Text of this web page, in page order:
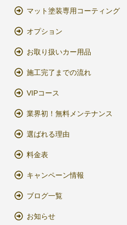
マット塗装専用コーティング
オプション
お取り扱いカー用品
施工完了までの流れ
VIPコース
業界初！無料メンテナンス
選ばれる理由
料金表
キャンペーン情報
ブログ一覧
お知らせ